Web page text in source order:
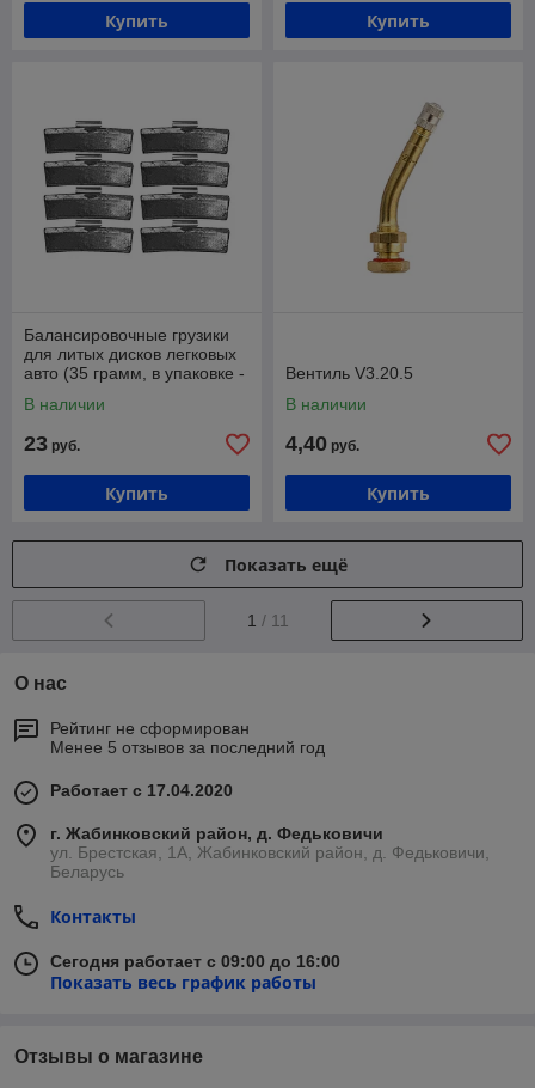
Купить Купить
Балансировочные грузики
для литых дисков легковых
авто (35 грамм, в упаковке -
В наличии
23 руб.
Купить
Вентиль V3.20.5
В наличии
4,40 руб.
Купить
Показать ещё
1 / 11
О нас
Рейтинг не сформирован
Менее 5 отзывов за последний год
Работает с 17.04.2020
г. Жабинковский район, д. Федьковичи
ул. Брестская, 1А, Жабинковский район, д. Федьковичи,
Беларусь
Контакты
Сегодня работает с 09:00 до 16:00
Показать весь график работы
Отзывы о магазине